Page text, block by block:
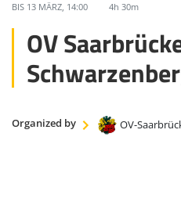
BIS 13 MÄRZ, 14:00 4h 30m
OV
Organized by OV-